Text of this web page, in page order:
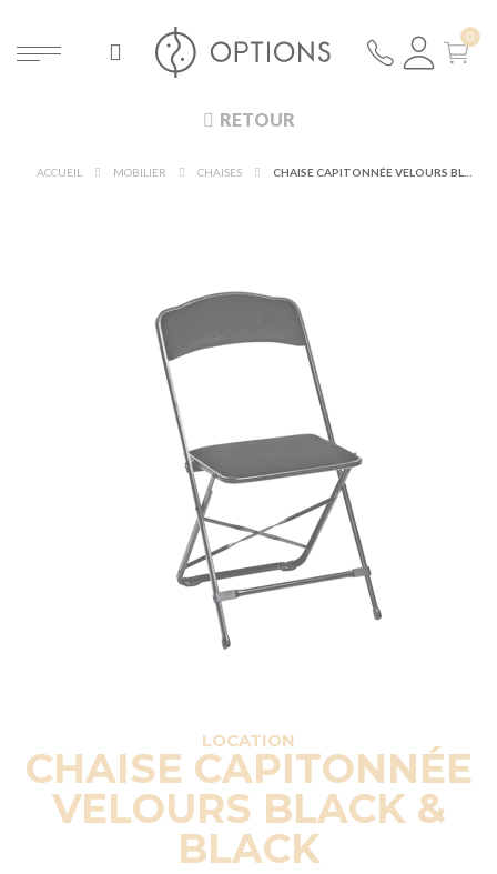
RETOUR
ACCUEIL MOBILIER CHAISES
LOCATION
CHAISE CAPITONNÉE
VELOURS BLACK &
BLACK